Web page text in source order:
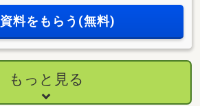
資料をもらう(無料)
もっと見る